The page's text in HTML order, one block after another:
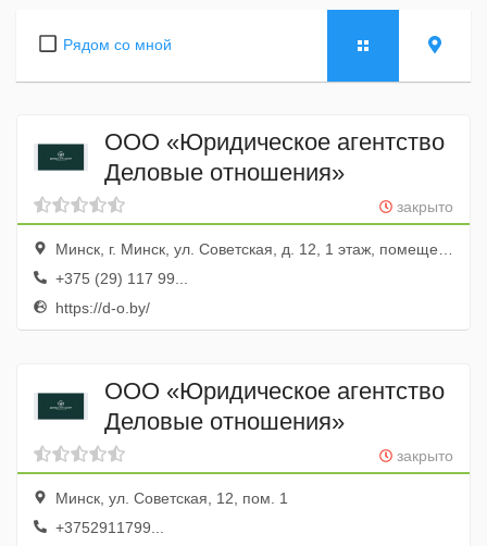
Рядом со мной
ООО «Юридическое агентство
Деловые отношения»
закрыто
Минск, г. Минск, ул. Советская, д. 12, 1 этаж, помещение 1
+375 (29) 117 99...
https://d-o.by/
ООО «Юридическое агентство
Деловые отношения»
закрыто
Минск, ул. Советская, 12, пом. 1
+3752911799...